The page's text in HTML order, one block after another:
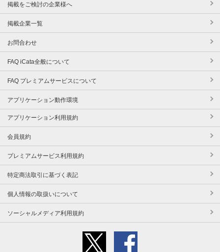
掲載をご検討の企業様へ
掲載企業一覧
お問合わせ
FAQ iCata全般について
FAQ プレミアムサービスについて
アプリケーション動作環境
アプリケーション利用規約
会員規約
プレミアムサービス利用規約
特定商法取引に基づく表記
個人情報の取扱いについて
ソーシャルメディア利用規約